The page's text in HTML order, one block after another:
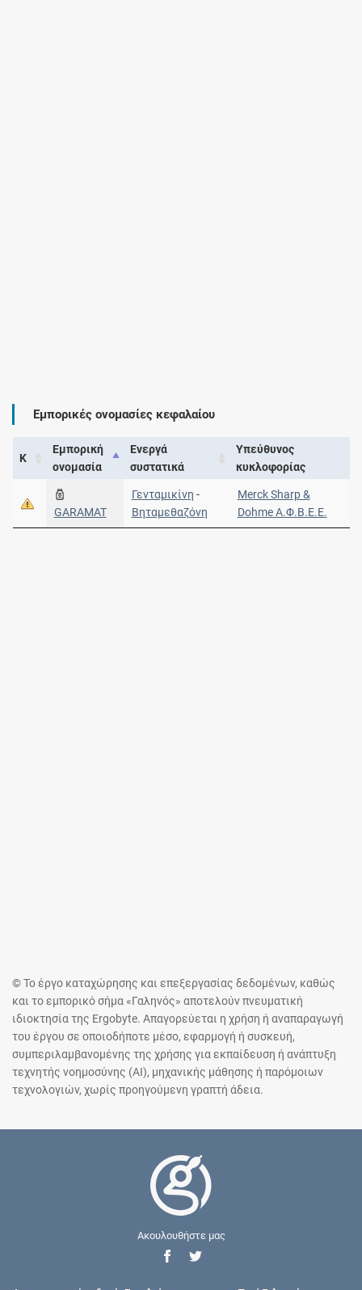
Εμπορικές ονομασίες κεφαλαίου
Κ
Εμπορική
ονομασία
Ενεργά
συστατικά
Υπεύθυνος
κυκλοφορίας
GARAMAT
Γενταμικίνη -
Βηταμεθαζόνη
Merck Sharp &
Dohme Α.Φ.Β.Ε.Ε.
© Το έργο καταχώρησης και επεξεργασίας δεδομένων, καθώς
και το εμπορικό σήμα «Γαληνός» αποτελούν πνευματική
ιδιοκτησία της Ergobyte. Απαγορεύεται η χρήση ή αναπαραγωγή
του έργου σε οποιοδήποτε μέσο, εφαρμογή ή συσκευή,
συμπεριλαμβανομένης της χρήσης για εκπαίδευση ή ανάπτυξη
τεχνητής νοημοσύνης (AI), μηχανικής μάθησης ή παρόμοιων
τεχνολογιών, χωρίς προηγούμενη γραπτή άδεια.
Ακουλουθήστε μας